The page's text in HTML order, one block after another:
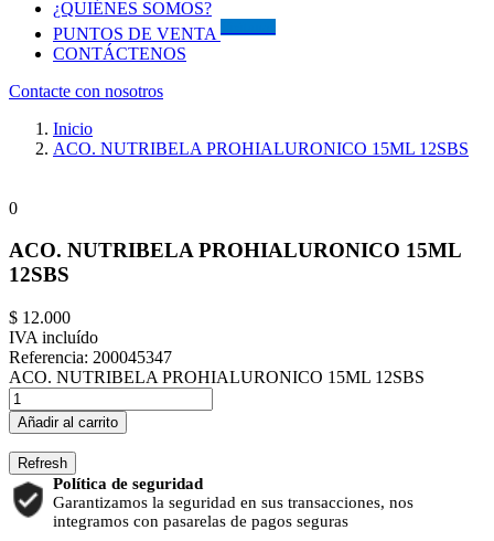
¿QUIÉNES SOMOS?
PUNTOS DE VENTA
CONTÁCTENOS
Contacte con nosotros
Inicio
ACO. NUTRIBELA PROHIALURONICO 15ML 12SBS
0
ACO. NUTRIBELA PROHIALURONICO 15ML
12SBS
$ 12.000
IVA incluído
Referencia: 200045347
ACO. NUTRIBELA PROHIALURONICO 15ML 12SBS
Añadir al carrito
Política de seguridad
Garantizamos la seguridad en sus transacciones, nos
integramos con pasarelas de pagos seguras